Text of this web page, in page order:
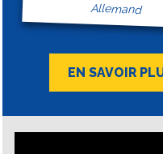
Allemand
EN SAVOIR